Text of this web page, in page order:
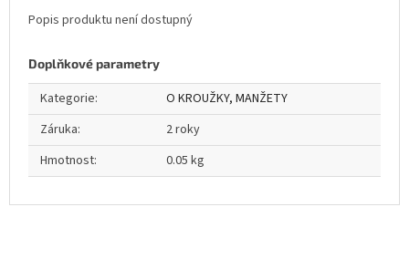
Popis produktu není dostupný
Doplňkové parametry
Kategorie:
O KROUŽKY, MANŽETY
Záruka:
2 roky
Hmotnost: 0.05 kg